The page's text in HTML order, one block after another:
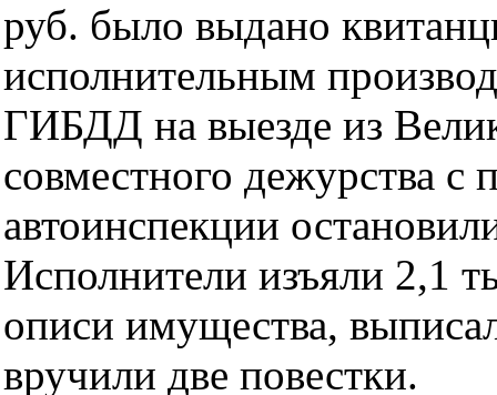
руб. было выдано
исполнительным
ГИБДД на выезде из
совместного дежурства с
автоинспекции
Исполнители изъяли 2,1
описи имущества,
вручили две повестки.